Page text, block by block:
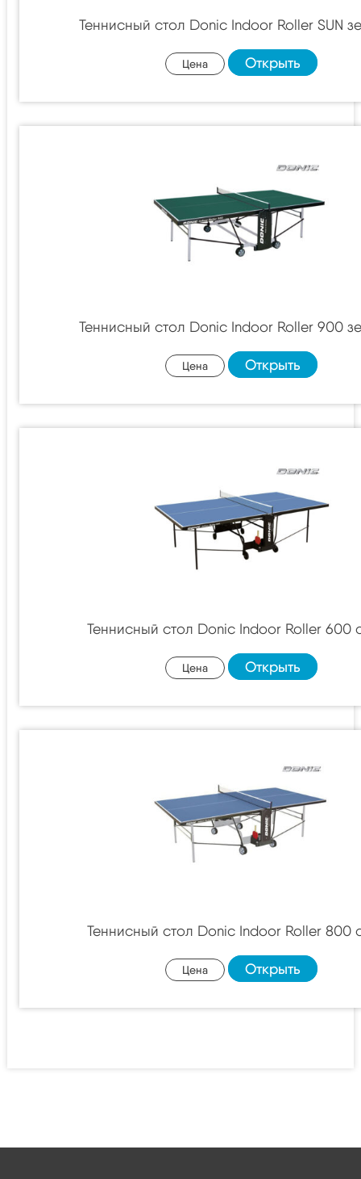
Теннисный стол Donic Indoor Roller SUN
Цена Открыть
Теннисный стол Donic Indoor Roller 900
Цена Открыть
Теннисный стол Donic Indoor Roller 600
Цена Открыть
Теннисный стол Donic Indoor Roller 800
Цена Открыть